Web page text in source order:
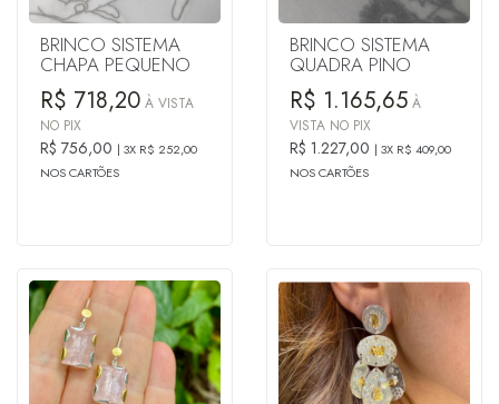
BRINCO SISTEMA
CHAPA PEQUENO
R$ 718,20 À VISTA
NO PIX
R$ 756,00
3X R$ 252,00
NOS CARTÕES
BRINCO SISTEMA
QUADRA PINO
R$ 1.165,65 À
VISTA NO PIX
R$ 1.227,00
3X R$ 409,00
NOS CARTÕES